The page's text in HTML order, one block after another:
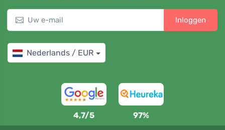
Inloggen
Nederlands / EUR
4,7/5 97%